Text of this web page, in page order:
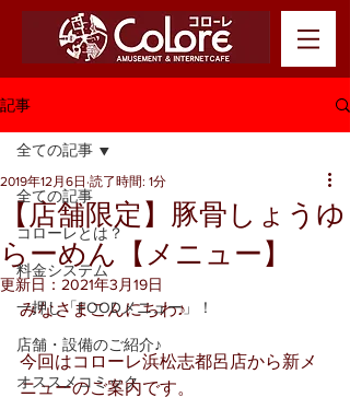
記事
全ての記事
コローレとは？
料金システム
一押し「FOODメニュー」！
店舗・設備のご紹介♪
オススメコミック
全ての記事
【店舗限定】豚骨しょうゆ
らーめん【メニュー】
2019年12月6日 読了時間: 1分
更新日： 2021年3月19日
みなさまこんにちわ♪
今回はコローレ浜松志都呂店から新メ
ニューのご案内です。